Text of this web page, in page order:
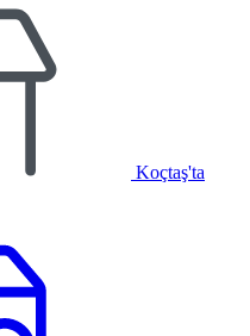
Koçtaş'ta